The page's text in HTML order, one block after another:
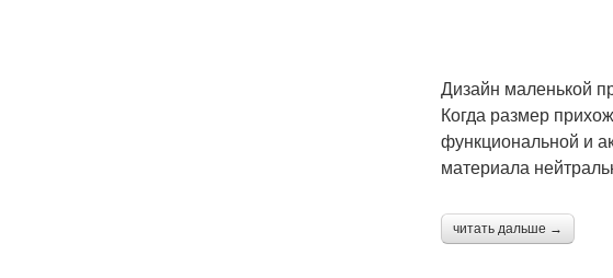
Дизайн маленькой
Когда размер
функциональной и
материала
читать дальше →